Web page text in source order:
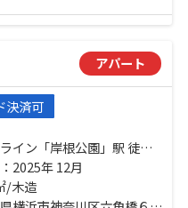
アパート
決済可
イン「岸根公園」駅 徒歩6
浜線「新横浜」駅 徒歩26
2025年 12月
/木造